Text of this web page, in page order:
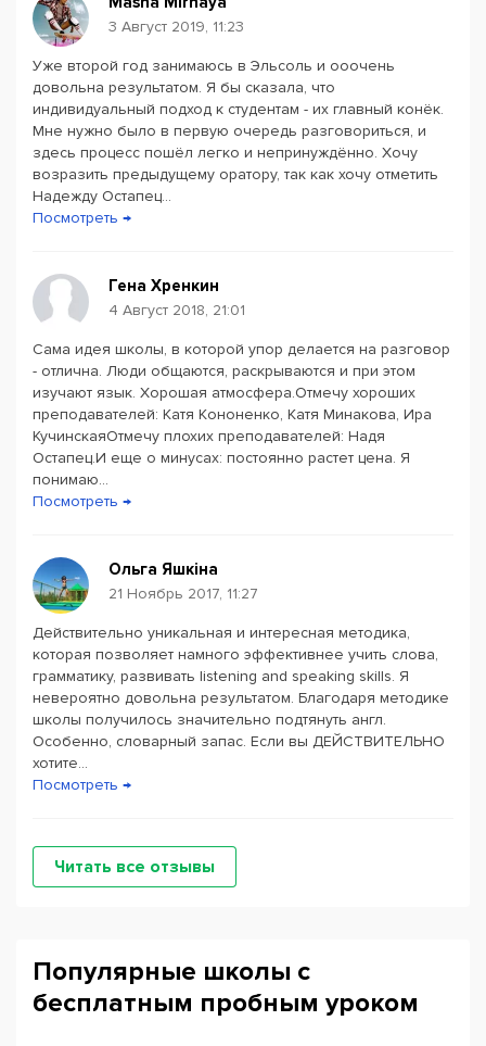
Powered by Leaflet— © Google 2026
3 Август 2019, 11:23
Уже второй год занимаюсь в Эльсоль и ооочень
довольна результатом. Я бы сказала, что
индивидуальный подход к студентам - их главный конёк.
Мне нужно было в первую очередь разговориться, и
здесь процесс пошёл легко и непринуждённо. Хочу
возразить предыдущему оратору, так как хочу отметить
Надежду Остапец...
Посмотреть →
Гена Хренкин
4 Август 2018, 21:01
Сама идея школы, в которой упор делается на разговор
- отлична. Люди общаются, раскрываются и при этом
изучают язык. Хорошая атмосфера.Отмечу хороших
преподавателей: Катя Кононенко, Катя Минакова, Ира
КучинскаяОтмечу плохих преподавателей: Надя
Остапец.И еще о минусах: постоянно растет цена. Я
понимаю...
Посмотреть →
Ольга Яшкіна
21 Ноябрь 2017, 11:27
Действительно уникальная и интересная методика,
которая позволяет намного эффективнее учить слова,
грамматику, развивать listening and speaking skills. Я
невероятно довольна результатом. Благодаря методике
школы получилось значительно подтянуть англ.
Особенно, словарный запас. Если вы ДЕЙСТВИТЕЛЬНО
хотите...
Посмотреть →
Читать все отзывы
Популярные школы с
бесплатным пробным уроком